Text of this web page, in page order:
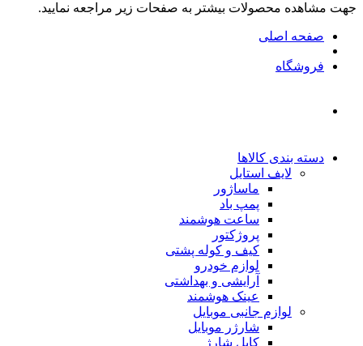
جهت مشاهده محصولات بیشتر به صفحات زیر مراجعه نمایید.
صفحه اصلی
فروشگاه
دسته بندی کالاها
لایف استایل
ماساژور
پمپ باد
ساعت هوشمند
پروژکتور
کیف و کوله پشتی
لوازم خودرو
آرایشی و بهداشتی
عینک هوشمند
لوازم جانبی موبایل
شارژر موبایل
کابل شارژ